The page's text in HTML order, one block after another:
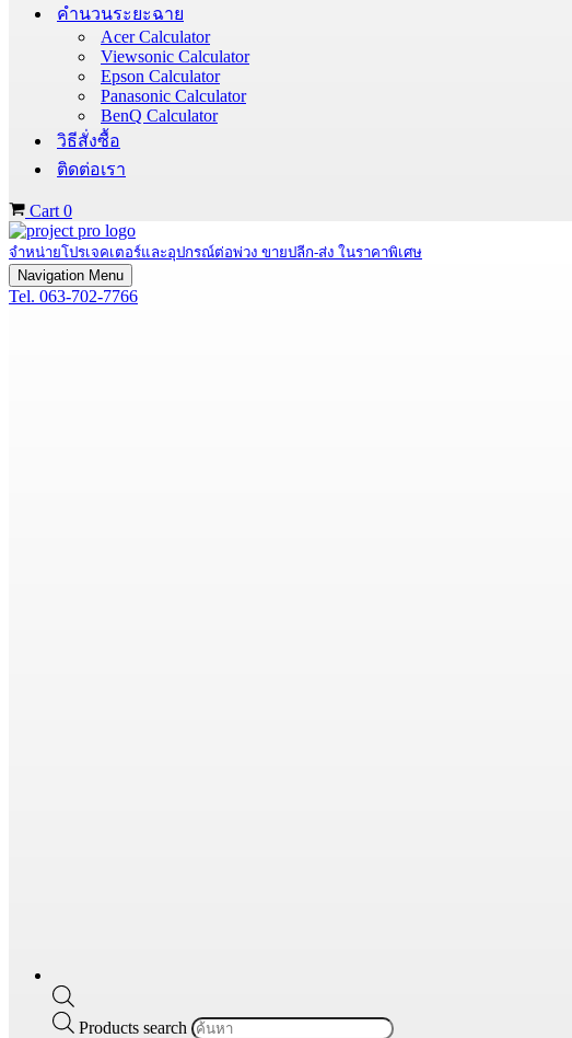
คำนวนระยะฉาย
Acer Calculator
Viewsonic Calculator
Epson Calculator
Panasonic Calculator
BenQ Calculator
วิธีสั่งซื้อ
ติดต่อเรา
Cart 0
จำหน่ายโปรเจคเตอร์และอุปกรณ์ต่อพ่วง ขายปลีก-ส่ง ในราคาพิเศษ
Navigation Menu
Tel. 063-702-7766
Products search